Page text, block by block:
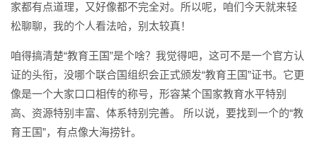
家都有点道理，又好像都不完全对。所以呢，咱们今天就来轻
松聊聊，我的个人看法哈，别太较真！
咱得搞清楚“教育王国”是个啥？我觉得吧，这可不是一个官方认
证的头衔，没哪个联合国组织会正式颁发“教育王国”证书。它更
像是一个大家口口相传的称号，形容某个国家教育水平特别
高、资源特别丰富、体系特别完善。 所以说，要找到一个的“教
育王国”，有点像大海捞针。